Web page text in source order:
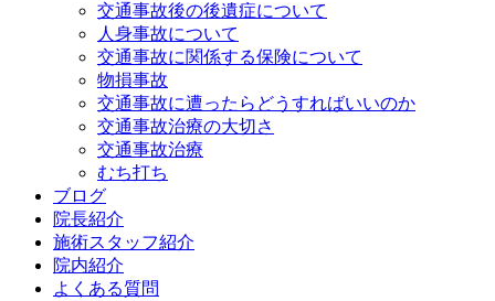
交通事故後の後遺症について
人身事故について
交通事故に関係する保険について
物損事故
交通事故に遭ったらどうすればいいのか
交通事故治療の大切さ
交通事故治療
むち打ち
ブログ
院長紹介
施術スタッフ紹介
院内紹介
よくある質問